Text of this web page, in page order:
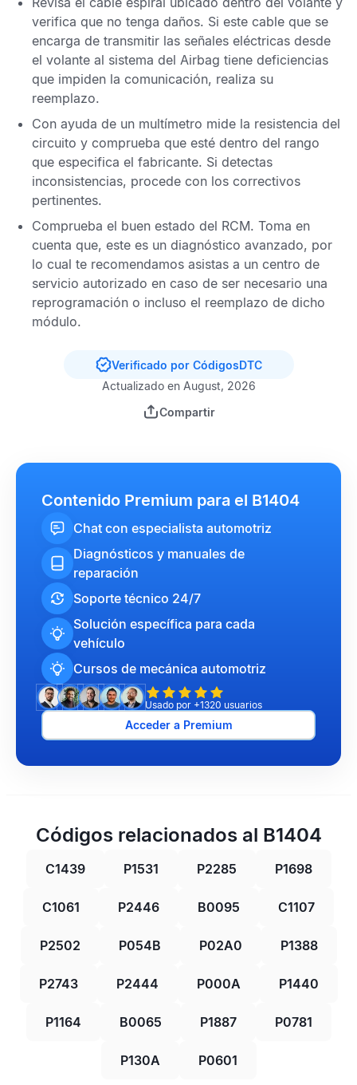
verifica que no tenga daños. Si este cable que se
encarga de transmitir las señales eléctricas desde
el volante al sistema del Airbag tiene deficiencias
que impiden la comunicación, realiza su
reemplazo.
Con ayuda de un multímetro mide la resistencia del
circuito y comprueba que esté dentro del rango
que especifica el fabricante. Si detectas
inconsistencias, procede con los correctivos
pertinentes.
Comprueba el buen estado del RCM. Toma en
cuenta que, este es un diagnóstico avanzado, por
lo cual te recomendamos asistas a un centro de
servicio autorizado en caso de ser necesario una
reprogramación o incluso el reemplazo de dicho
módulo.
Verificado por CódigosDTC
Actualizado en August, 2026
Compartir
Contenido Premium para el B1404
Chat con especialista automotriz
Diagnósticos y manuales de
reparación
Soporte técnico 24/7
Solución específica para cada
vehículo
Cursos de mecánica automotriz
Usado por +1320 usuarios
Acceder a Premium
Códigos relacionados al B1404
C1439 P1531 P2285 P1698
C1061 P2446 B0095 C1107
P2502 P054B P02A0 P1388
P2743 P2444 P000A P1440
P1164 B0065 P1887 P0781
P130A P0601